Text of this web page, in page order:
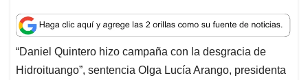
a
t
s
A
c
e
b
o
n
k
e
d
a
i
l
r
e
a
d
“Daniel Quintero hizo campaña con la desgracia de
Hidroituango”, sentencia Olga Lucía Arango, presidenta